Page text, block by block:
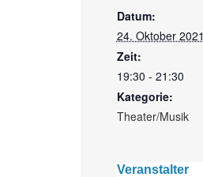
Datum:
24. Oktober 2021
Zeit:
19:30 - 21:30
Kategorie:
Theater/Musik
Veranstalter